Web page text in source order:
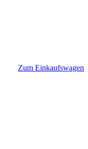
Zum Einkaufswagen